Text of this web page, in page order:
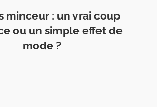
minceur : un vrai coup
ou un simple effet de
mode ?